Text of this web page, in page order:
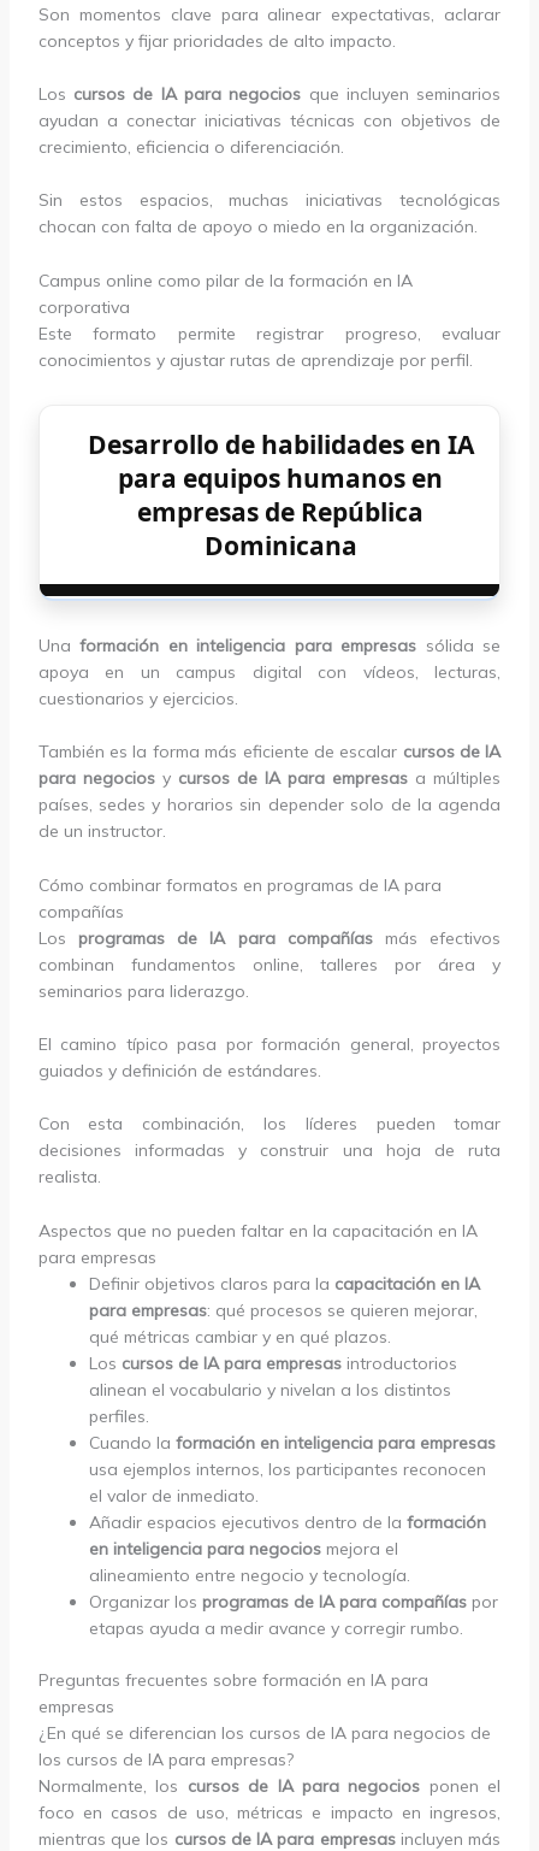
Son momentos clave para alinear expectativas, aclarar
conceptos y fijar prioridades de alto impacto.
Los cursos de IA para negocios que incluyen seminarios
ayudan a conectar iniciativas técnicas con objetivos de
crecimiento, eficiencia o diferenciación.
Sin estos espacios, muchas iniciativas tecnológicas
chocan con falta de apoyo o miedo en la organización.
Campus online como pilar de la formación en IA
corporativa
Este formato permite registrar progreso, evaluar
conocimientos y ajustar rutas de aprendizaje por perfil.
Desarrollo de habilidades en IA
para equipos humanos en
empresas de República
Dominicana
Unaformación en inteligencia para empresas sólida se
apoya en un campus digital con vídeos, lecturas,
cuestionarios y ejercicios.
También es la forma más eficiente de escalar cursos de IA
para negociosy cursos de IA para empresas a múltiples
países, sedes y horarios sin depender solo de la agenda
de un instructor.
Cómo combinar formatos en programas de IA para
compañías
Los programas de IA para compañíasmás efectivos
combinan fundamentos online, talleres por área y
seminarios para liderazgo.
El camino típico pasa por formación general, proyectos
guiados y definición de estándares.
Con esta combinación, los líderes pueden tomar
decisiones informadas y construir una hoja de ruta
realista.
Aspectos que no pueden faltar en la capacitación en IA
para empresas
Definir objetivos claros para la capacitación en IA
para empresas: qué procesos se quieren mejorar,
qué métricas cambiar y en qué plazos.
Los cursos de IA para empresasintroductorios
alinean el vocabulario y nivelan a los distintos
perfiles.
Cuando la formación en inteligencia para empresas
usa ejemplos internos, los participantes reconocen
el valor de inmediato.
Añadir espacios ejecutivos dentro de la formación
en inteligencia para negociosmejora el
alineamiento entre negocio y tecnología.
Organizar los programas de IA para compañíaspor
etapas ayuda a medir avance y corregir rumbo.
Preguntas frecuentes sobre formación en IA para
empresas
¿En qué se diferencian los cursos de IA para negocios de
los cursos de IA para empresas?
Normalmente, los cursos de IA para negocios ponen el
foco en casos de uso, métricas e impacto en ingresos,
mientras que los cursos de IA para empresasincluyen más